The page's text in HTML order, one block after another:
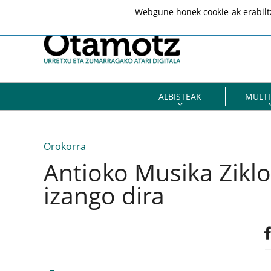
ALBISTEAK
Orokorra
Antioko Musika
izango dira
Webgune honek cookie-ak